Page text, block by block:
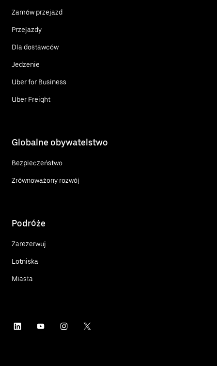
Zamów przejazd
Przejazdy
Dla dostawców
Jedzenie
Uber for Business
Uber Freight
Globalne obywatelstwo
Bezpieczeństwo
Zrównoważony rozwój
Podróże
Zarezerwuj
Lotniska
Miasta